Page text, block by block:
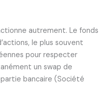
autrement. Le fonds
le plus souvent
pour respecter
un swap de
bancaire (Société